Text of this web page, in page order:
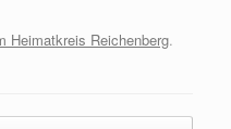
Heimatkreis Reichenberg.